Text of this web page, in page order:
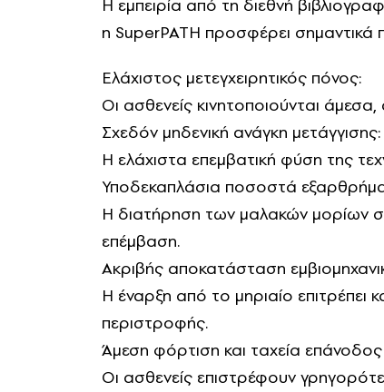
Η εμπειρία από τη διεθνή
η SuperPATH προσφέρει σημαντικά
Ελάχιστος μετεγχειρητικός πόνος:
Οι ασθενείς κινητοποιούνται
Σχεδόν μηδενική ανάγκη μετάγγισης:
Η ελάχιστα επεμβατική φύση της
Υποδεκαπλάσια ποσοστά
Η διατήρηση των μαλακών μορίων
επέμβαση.
Ακριβής αποκατάσταση
Η έναρξη από το μηριαίο
περιστροφής.
Άμεση φόρτιση και ταχεία
Οι ασθενείς επιστρέφουν